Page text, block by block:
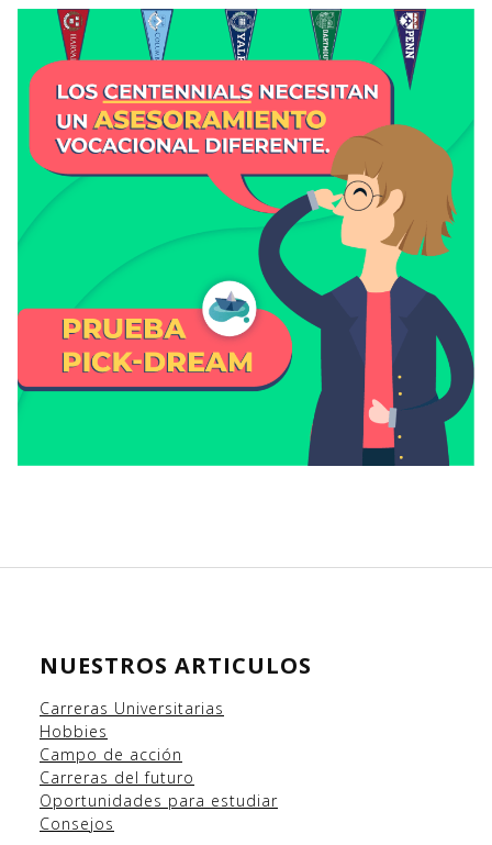
NUESTROS ARTICULOS
Carreras Universitarias
Hobbies
Campo de acción
Carreras del futuro
Oportunidades para estudiar
Consejos